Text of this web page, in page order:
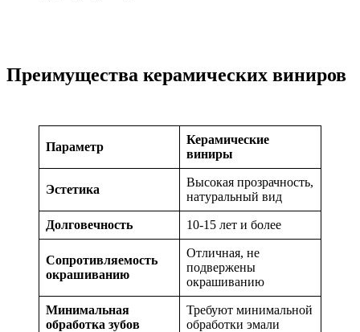
Преимущества керамических виниров
Параметр
Керамические
виниры
Эстетика
Высокая прозрачность,
натуральный вид
Долговечность 10-15 лет и более
Сопротивляемость
окрашиванию
Отличная, не
подвержены
окрашиванию
Минимальная
обработка зубов
Требуют минимальной
обработки эмали